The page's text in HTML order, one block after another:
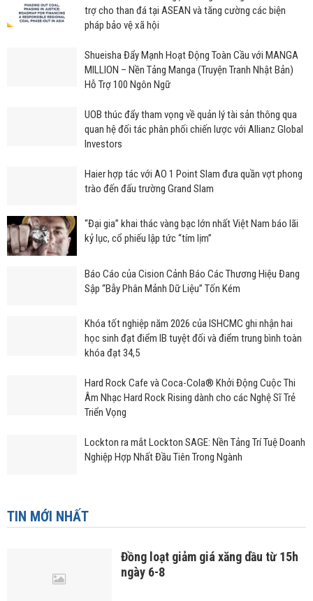
trợ cho than đá tại ASEAN và tăng cường các biện
pháp bảo vệ xã hội
Shueisha Đẩy Mạnh Hoạt Động Toàn Cầu với MANGA
MILLION – Nền Tảng Manga (Truyện Tranh Nhật Bản)
Hỗ Trợ 100 Ngôn Ngữ
UOB thúc đẩy tham vọng về quản lý tài sản thông qua
quan hệ đối tác phân phối chiến lược với Allianz Global
Investors
Haier hợp tác với AO 1 Point Slam đưa quần vợt phong
trào đến đấu trường Grand Slam
“Đại gia” khai thác vàng bạc lớn nhất Việt Nam báo lãi
kỷ lục, cổ phiếu lập tức “tím lịm”
Báo Cáo của Cision Cảnh Báo Các Thương Hiệu Đang
Sập “Bẫy Phân Mảnh Dữ Liệu” Tốn Kém
Khóa tốt nghiệp năm 2026 của ISHCMC ghi nhận hai
học sinh đạt điểm IB tuyệt đối và điểm trung bình toàn
khóa đạt 34,5
Hard Rock Cafe và Coca-Cola® Khởi Động Cuộc Thi
Âm Nhạc Hard Rock Rising dành cho các Nghệ Sĩ Trẻ
Triển Vọng
Lockton ra mắt Lockton SAGE: Nền Tảng Trí Tuệ Doanh
Nghiệp Hợp Nhất Đầu Tiên Trong Ngành
TIN MỚI NHẤT
Đồng loạt giảm giá xăng dầu từ 15h
ngày 6-8